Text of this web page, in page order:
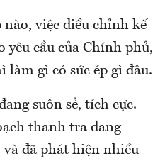
nào, việc điều chỉnh kế
cầu của Chính phủ,
gì có sức ép gì đâu.
suôn sẻ, tích cực.
thanh tra đang
đã phát hiện nhiều